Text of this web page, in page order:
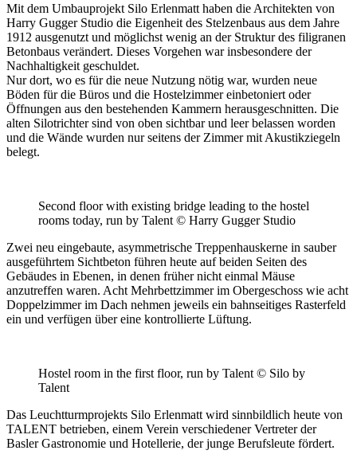
Mit dem Umbauprojekt Silo Erlenmatt haben die Architekten von
Harry Gugger Studio die Eigenheit des Stelzenbaus aus dem Jahre
1912 ausgenutzt und möglichst wenig an der Struktur des filigranen
Betonbaus verändert. Dieses Vorgehen war insbesondere der
Nachhaltigkeit geschuldet.
Nur dort, wo es für die neue Nutzung nötig war, wurden neue
Böden für die Büros und die Hostelzimmer einbetoniert oder
Öffnungen aus den bestehenden Kammern herausgeschnitten. Die
alten Silotrichter sind von oben sichtbar und leer belassen worden
und die Wände wurden nur seitens der Zimmer mit Akustikziegeln
belegt.
Second floor with existing bridge leading to the hostel
rooms today, run by Talent © Harry Gugger Studio
Zwei neu eingebaute, asymmetrische Treppenhauskerne in sauber
ausgeführtem Sichtbeton führen heute auf beiden Seiten des
Gebäudes in Ebenen, in denen früher nicht einmal Mäuse
anzutreffen waren. Acht Mehrbettzimmer im Obergeschoss wie acht
Doppelzimmer im Dach nehmen jeweils ein bahnseitiges Rasterfeld
ein und verfügen über eine kontrollierte Lüftung.
Hostel room in the first floor, run by Talent © Silo by
Talent
Das Leuchtturmprojekts Silo Erlenmatt wird sinnbildlich heute von
TALENT betrieben, einem Verein verschiedener Vertreter der
Basler Gastronomie und Hotellerie, der junge Berufsleute fördert.